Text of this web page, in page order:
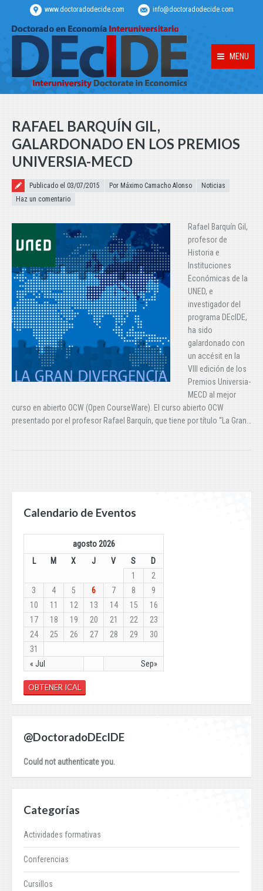
www.doctoradodecide.com info@doctoradodecide.com
MENU
RAFAEL BARQUÍN GIL,
GALARDONADO EN LOS PREMIOS
UNIVERSIA-MECD
Publicado el
Publicado el 03/07/2015 Por Máximo Camacho Alonso
Noticias
Haz un comentario
Rafael Barquín Gil,
profesor de
Historia e
Instituciones
Económicas de la
UNED, e
investigador del
programa DEcIDE,
ha sido
galardonado con
un accésit en la
VIII edición de los
Premios Universia-
MECD al mejor
curso en abierto OCW (Open CourseWare). El curso abierto OCW
presentado por el profesor Rafael Barquín, que tiene por título “La Gran…
Calendario de Eventos
agosto 2026
L
M X J V S D
« Jul Sep»
1
2
3
4 5 6 7 8
9
10
11 12 13 14 15
16
17
18 19 20 21 22
23
24
25 26 27 28 29
30
31
OBTENER ICAL
@DoctoradoDEcIDE
Could not authenticate you.
Categorías
Actividades formativas
Conferencias
Cursillos